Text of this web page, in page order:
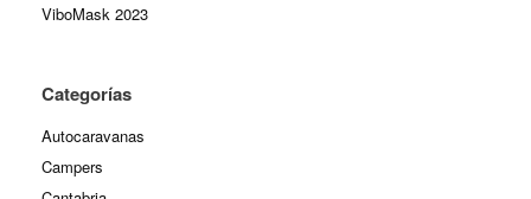
ViboMask 2023
Categorías
Autocaravanas
Campers